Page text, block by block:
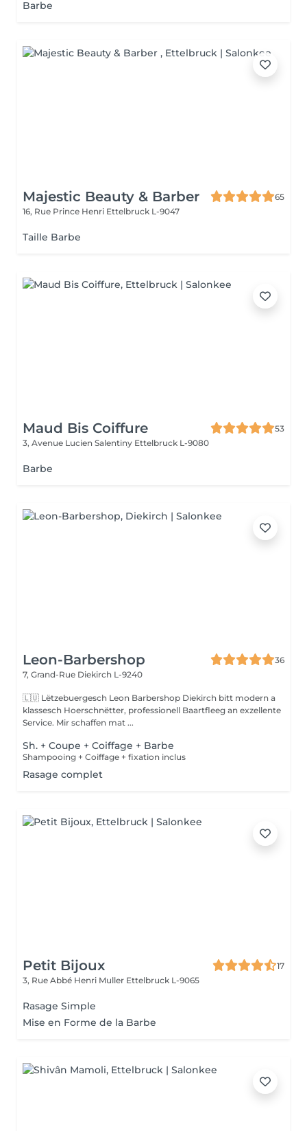
Barbe
Majestic Beauty & Barber
65
16, Rue Prince Henri Ettelbruck L-9047
Taille Barbe
Maud Bis Coiffure
53
3, Avenue Lucien Salentiny Ettelbruck L-9080
Barbe
Leon-Barbershop
36
7, Grand-Rue Diekirch L-9240
🇱🇺 Lëtzebuergesch Leon Barbershop Diekirch bitt modern a
klassesch Hoerschnëtter, professionell Baartfleeg an exzellente
Service. Mir schaffen mat ...
Sh. + Coupe + Coiffage + Barbe
Shampooing + Coiffage + fixation inclus
Rasage complet
Petit Bijoux
17
3, Rue Abbé Henri Muller Ettelbruck L-9065
Rasage Simple
Mise en Forme de la Barbe